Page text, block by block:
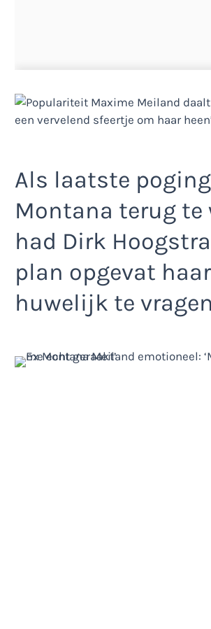
Als laatste
Montana terug te
had Dirk
plan opgevat
huwelijk te